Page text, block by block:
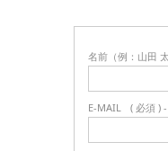
名前（例：山田 太
E-MAIL ( 必須 )